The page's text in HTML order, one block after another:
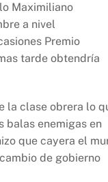
Maximiliano
a nivel
Premio
tarde obtendría
la clase obrera lo
balas enemigas en
que cayera el
de gobierno